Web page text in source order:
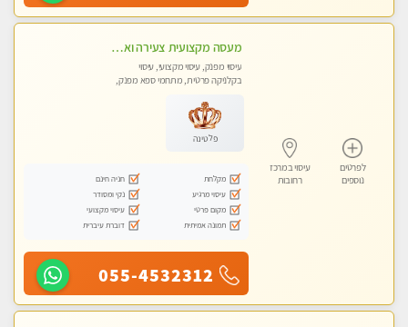
לפרטים
נוספים
עיסוי במרכז
רחובות
מעסה מקצועית צעירה ואיכותית פרטי!!! מ 10:00 בבוקר עד 18:00 בערב.
עיסוי מפנק, עיסוי מקצועי, עיסוי
בקלניקה פרטית, מתחמי ספא מפנק,
פלטינה
מקלחת
חניה חינם
עיסוי מרגיע
נקי ומסודר
מקום פרטי
עיסוי מקצועי
תמונה אמיתית
דוברת עיברית
055-4532312